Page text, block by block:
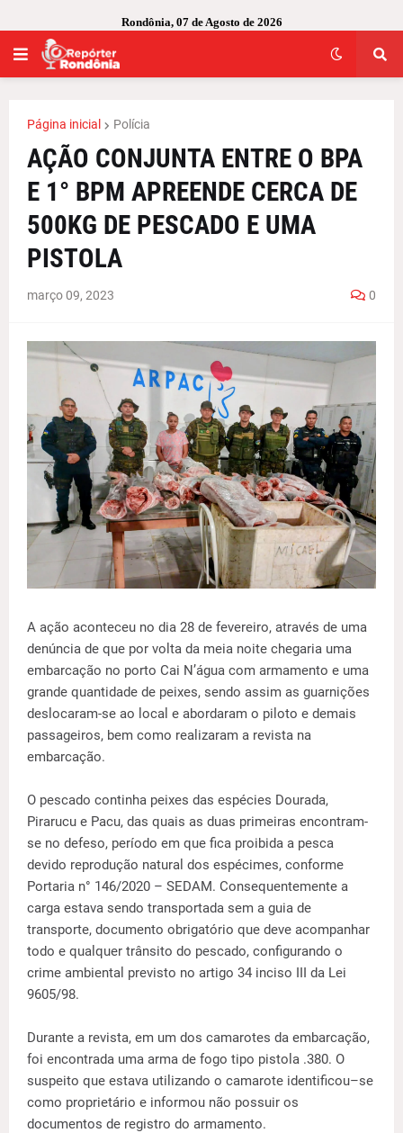
Rondônia, 07 de Agosto de 2026
Página inicial Polícia
AÇÃO CONJUNTA ENTRE O BPA
E 1° BPM APREENDE CERCA DE
500KG DE PESCADO E UMA
PISTOLA
março 09, 2023 0
A ação aconteceu no dia 28 de fevereiro, através de uma
denúncia de que por volta da meia noite chegaria uma
embarcação no porto Cai N’água com armamento e uma
grande quantidade de peixes, sendo assim as guarnições
deslocaram-se ao local e abordaram o piloto e demais
passageiros, bem como realizaram a revista na
embarcação.
O pescado continha peixes das espécies Dourada,
Pirarucu e Pacu, das quais as duas primeiras encontram-
se no defeso, período em que fica proibida a pesca
devido reprodução natural dos espécimes, conforme
Portaria n° 146/2020 – SEDAM. Consequentemente a
carga estava sendo transportada sem a guia de
transporte, documento obrigatório que deve acompanhar
todo e qualquer trânsito do pescado, configurando o
crime ambiental previsto no artigo 34 inciso III da Lei
9605/98.
Durante a revista, em um dos camarotes da embarcação,
foi encontrada uma arma de fogo tipo pistola .380. O
suspeito que estava utilizando o camarote identificou–se
como proprietário e informou não possuir os
documentos de registro do armamento.